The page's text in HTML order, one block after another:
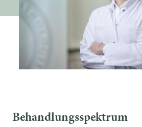
Behandlungsspektrum